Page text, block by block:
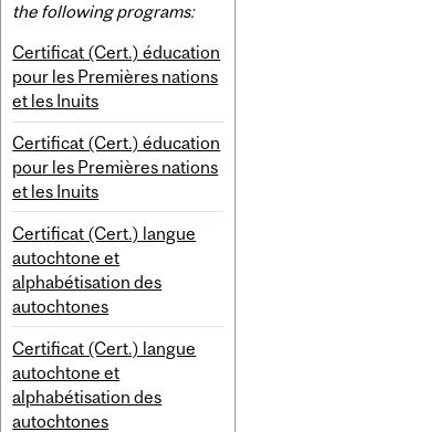
the following programs:
Certificat (Cert.) éducation
pour les Premières nations
et les Inuits
Certificat (Cert.) éducation
pour les Premières nations
et les Inuits
Certificat (Cert.) langue
autochtone et
alphabétisation des
autochtones
Certificat (Cert.) langue
autochtone et
alphabétisation des
autochtones